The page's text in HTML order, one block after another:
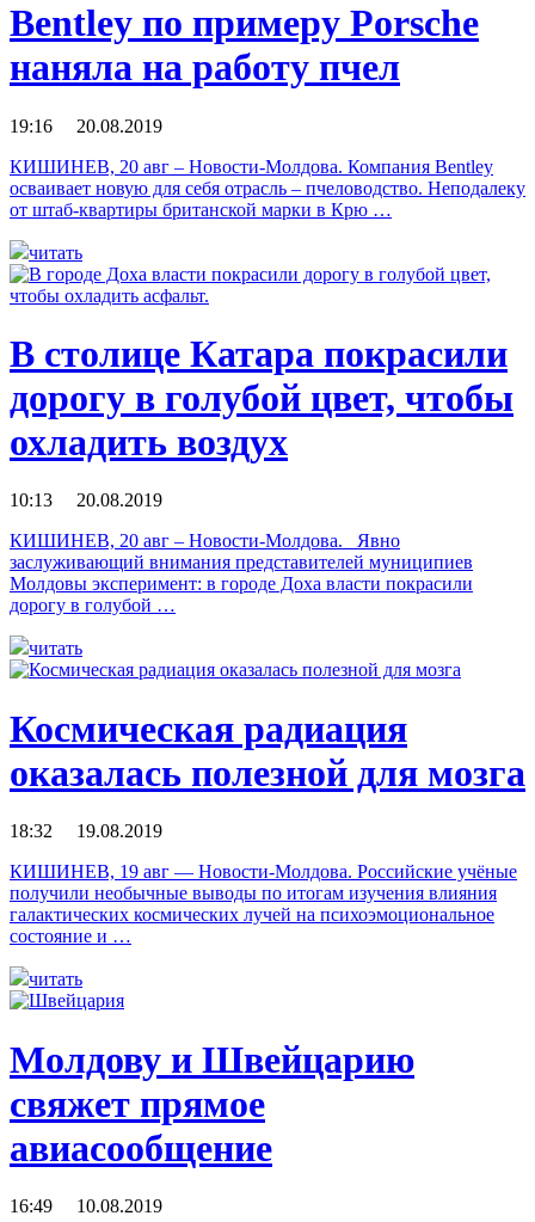
Bentley по примеру Porsche
наняла на работу пчел
19:16 20.08.2019
КИШИНЕВ, 20 авг – Новости-Молдова. Компания Bentley
осваивает новую для себя отрасль – пчеловодство. Неподалеку
от штаб-квартиры британской марки в Крю …
читать
В столице Катара покрасили
дорогу в голубой цвет, чтобы
охладить воздух
10:13 20.08.2019
КИШИНЕВ, 20 авг – Новости-Молдова. Явно
заслуживающий внимания представителей муниципиев
Молдовы эксперимент: в городе Доха власти покрасили
дорогу в голубой …
читать
Космическая радиация
оказалась полезной для мозга
18:32 19.08.2019
КИШИНЕВ, 19 авг — Новости-Молдова. Российские учёные
получили необычные выводы по итогам изучения влияния
галактических космических лучей на психоэмоциональное
состояние и …
читать
Молдову и Швейцарию
свяжет прямое
авиасообщение
16:49 10.08.2019